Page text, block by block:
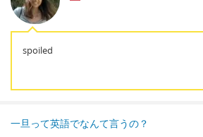
spoiled
一旦って英語でなんて言うの？